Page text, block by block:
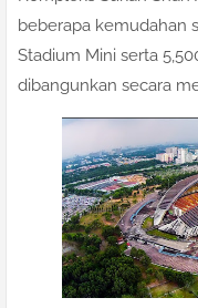
beberapa kemudahan
Stadium Mini serta
dibangunkan secara